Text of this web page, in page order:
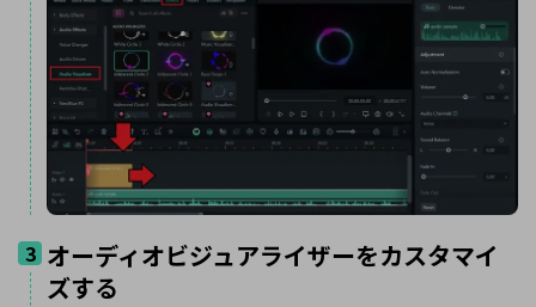
3 オーディオビジュアライザーをカスタマイ
ズする